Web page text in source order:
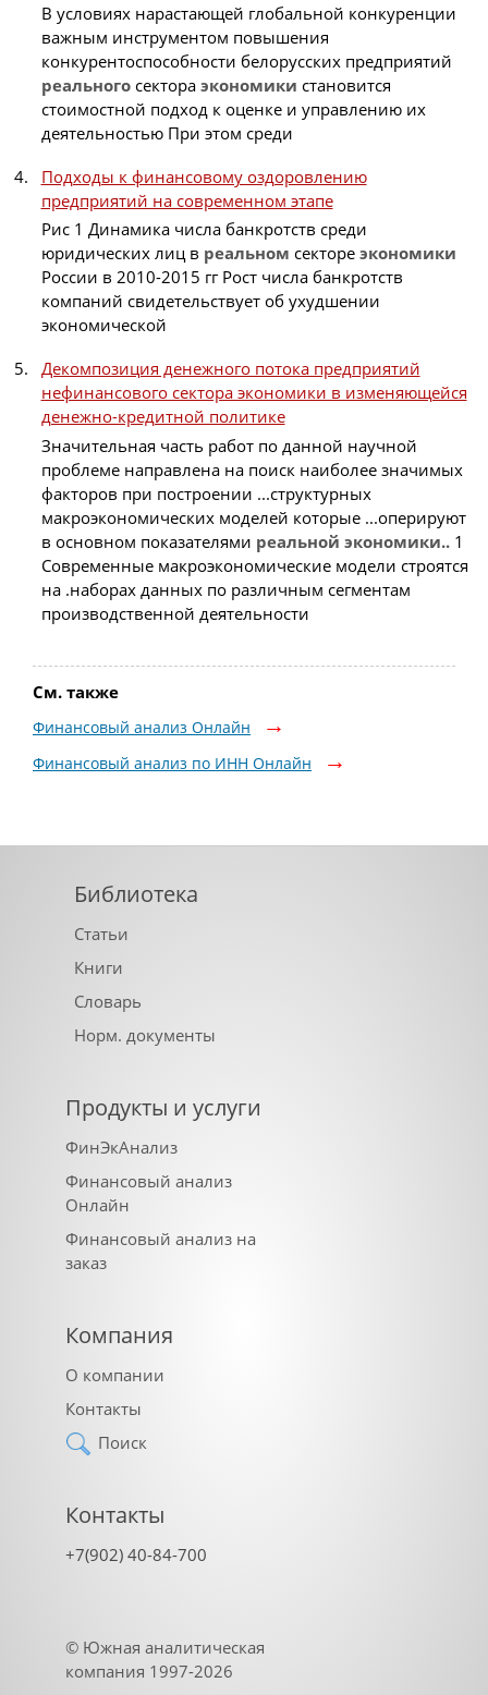
В условиях нарастающей глобальной конкуренции
важным инструментом повышения
конкурентоспособности белорусских предприятий
реальногосектора экономики становится
стоимостной подход к оценке и управлению их
деятельностью При этом среди
Подходы к финансовому оздоровлению
предприятий на современном этапе
Рис 1 Динамика числа банкротств среди
юридических лиц в реальном секторе экономики
России в 2010-2015 гг Рост числа банкротств
компаний свидетельствует об ухудшении
экономической
Декомпозиция денежного потока предприятий
нефинансового сектора экономики в изменяющейся
денежно-кредитной политике
Значительная часть работ по данной научной
проблеме направлена на поиск наиболее значимых
факторов при построении ...структурных
макроэкономических моделей которые ...оперируют
в основном показателями реальной экономики..1
Современные макроэкономические модели строятся
на .наборах данных по различным сегментам
производственной деятельности
См. также
Финансовый анализ Онлайн
Финансовый анализ по ИНН Онлайн
Библиотека
Статьи
Книги
Словарь
Норм. документы
Продукты и услуги
ФинЭкАнализ
Финансовый анализ
Онлайн
Финансовый анализ на
заказ
Компания
О компании
Контакты
Поиск
Контакты
+7(902) 40-84-700
© Южная аналитическая
компания 1997-2026